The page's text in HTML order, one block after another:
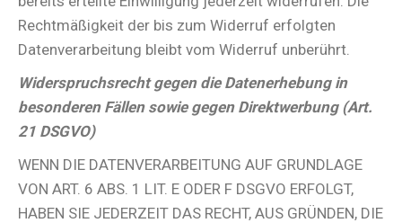
Rechtmäßigkeit der bis zum Widerruf erfolgten
Datenverarbeitung bleibt vom Widerruf unberührt.
Widerspruchsrecht gegen die Datenerhebung in
besonderen Fällen sowie gegen Direktwerbung (Art.
21 DSGVO)
WENN DIE DATENVERARBEITUNG AUF GRUNDLAGE
VON ART. 6 ABS. 1 LIT. E ODER F DSGVO ERFOLGT,
HABEN SIE JEDERZEIT DAS RECHT, AUS GRÜNDEN, DIE